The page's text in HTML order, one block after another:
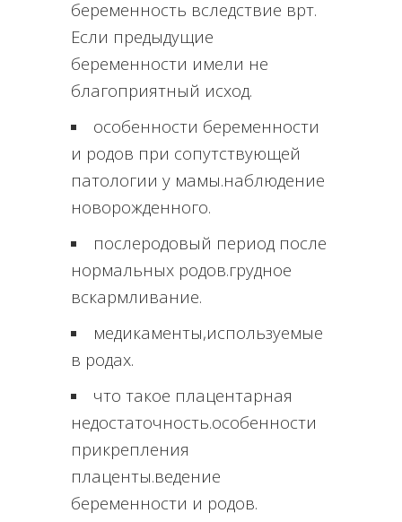
беременность вследствие врт.
Если предыдущие
беременности имели не
благоприятный исход.
особенности беременности
и родов при сопутствующей
патологии у мамы.наблюдение
новорожденного.
послеродовый период после
нормальных родов.грудное
вскармливание.
медикаменты,используемые
в родах.
что такое плацентарная
недостаточность.особенности
прикрепления
плаценты.ведение
беременности и родов.